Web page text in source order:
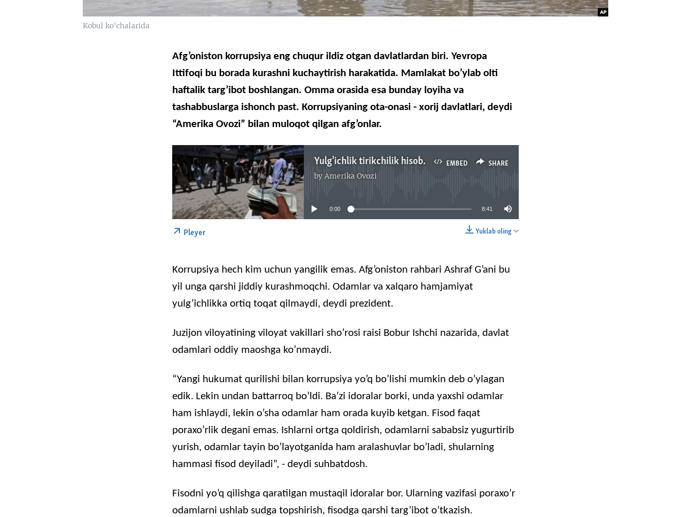
Kobul ko'chalarida
Afg’oniston korrupsiya eng chuqur ildiz otgan davlatlardan biri.Yevropa
Ittifoqi bu borada kurashni kuchaytirish harakatida. Mamlakat bo’ylab olti
haftalik targ’ibot boshlangan.Omma orasida esa bunday loyiha va
tashabbuslarga ishonch past. Korrupsiyaning ota-onasi -xorij davlatlari,deydi
“AmerikaOvozi” bilan muloqot qilgan afg’onlar.
EMBED SHARE
Yulg'ichlik tirikchilik hisoblangan jamiyatda korrupsiyani yengish mumkinmi?
byAmerika Ovozi
No media source currently available
0:00 8:41
Yuklab oling
Pleyer
Korrupsiya hech kim uchun yangilik emas.Afg’oniston rahbari AshrafG’ani bu
yil unga qarshi jiddiy kurashmoqchi.Odamlar va xalqaro hamjamiyat
yulg’ichlikka ortiq toqat qilmaydi,deydi prezident.
Juzijon viloyatining viloyat vakillari sho’rosi raisi Bobur Ishchi nazarida,davlat
odamlari oddiy maoshga ko’nmaydi.
“Yangi hukumat qurilishi bilan korrupsiya yo’q bo’lishi mumkin debo’ylagan
edik. Lekin undan battarroq bo’ldi. Ba’zi idoralar borki, unda yaxshi odamlar
ham ishlaydi, lekin o’sha odamlar hamorada kuyib ketgan. Fisod faqat
poraxo’rlik degani emas. Ishlarni ortga qoldirish,odamlarni sababsiz yugurtirib
yurish,odamlar tayin bo’layotganida ham aralashuvlar bo’ladi, shularning
hammasi fisod deyiladi”, -deydi suhbatdosh.
Fisodni yo’q qilishga qaratilgan mustaqil idoralar bor. Ularning vazifasi poraxo’r
odamlarni ushlab sudga topshirish,fisodga qarshi targ’ibot o’tkazish.